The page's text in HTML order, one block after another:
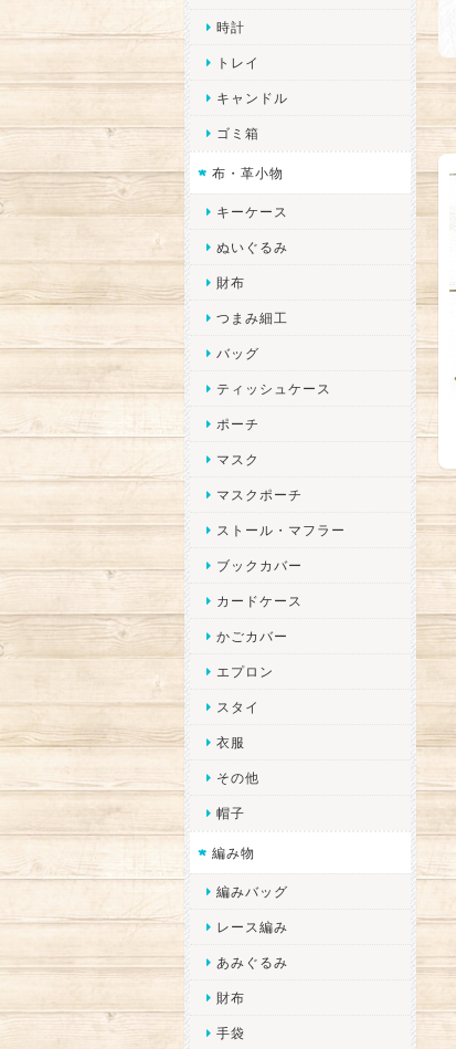
時計
トレイ
キャンドル
ゴミ箱
布・革小物
キーケース
ぬいぐるみ
財布
つまみ細工
バッグ
ティッシュケース
ポーチ
マスク
マスクポーチ
ストール・マフラー
ブックカバー
カードケース
かごカバー
エプロン
スタイ
衣服
その他
帽子
編み物
編みバッグ
レース編み
あみぐるみ
財布
手袋